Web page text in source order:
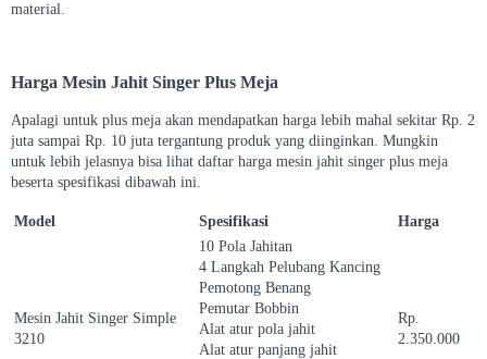
material.
Harga Mesin Jahit Singer Plus Meja
Apalagi untuk plus meja akan mendapatkan harga lebih mahal sekitar Rp. 2
juta sampai Rp. 10 juta tergantung produk yang diinginkan. Mungkin
untuk lebih jelasnya bisa lihat daftar harga mesin jahit singer plus meja
beserta spesifikasi dibawah ini.
Model Spesifikasi Harga
Mesin Jahit Singer Simple
3210
10 Pola Jahitan
4 Langkah Pelubang Kancing
Pemotong Benang
Pemutar Bobbin
Alat atur pola jahit
Alat atur panjang jahit
Rp.
2.350.000